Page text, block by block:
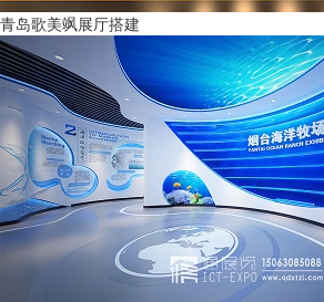
青岛歌美飒展厅搭建